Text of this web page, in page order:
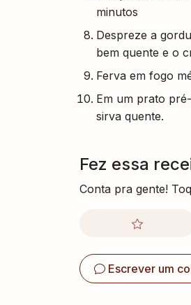
minutos
Despreze a
bem quente e o
Ferva em fogo
Em um prato
sirva quente.
Fez essa
Conta pra gente!
Escrever um